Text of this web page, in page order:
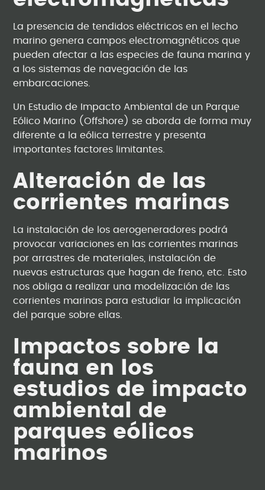
La presencia de tendidos eléctricos en el lecho
marino genera campos electromagnéticos que
pueden afectar a las especies de fauna marina y
a los sistemas de navegación de las
embarcaciones.
Un Estudio de Impacto Ambiental de un Parque
Eólico Marino (Offshore) se aborda de forma muy
diferente a la eólica terrestre y presenta
importantes factores limitantes.
Alteración de las
corrientes marinas
La instalación de los aerogeneradores podrá
provocar variaciones en las corrientes marinas
por arrastres de materiales, instalación de
nuevas estructuras que hagan de freno, etc. Esto
nos obliga a realizar una modelización de las
corrientes marinas para estudiar la implicación
del parque sobre ellas.
Impactos sobre la
fauna en los
estudios de impacto
ambiental de
parques eólicos
marinos